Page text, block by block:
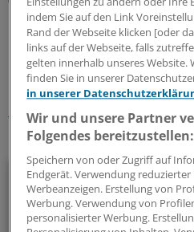
Schlagworte:
Gesellschaft Gynäkologie
Ihr Newsletter zum
Menschen & Leben
Außergewöhnliche
indem Sie auf den Link
Rand der Webseite klicken [oder
links auf der Webseite, falls
gelten innerhalb unseres
finden Sie in unserer
in unserer
Wir und unsere Partner
Folgendes bereitzustellen:
Speichern von oder Zugriff auf
Endgerät. Verwendung
Werbeanzeigen. Erstellung von
Werbung. Verwendung von
personalisierter Werbung.